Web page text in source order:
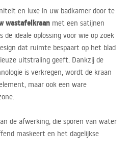
en luxe in uw badkamer door te
wastafelkraan met een satijnen
de ideale oplossing voor wie op zoek
dat ruimte bespaart op het blad
uitstraling geeft. Dankzij de
is verkregen, wordt de kraan
maar ook een ware
de afwerking, die sporen van water
maskeert en het dagelijkse